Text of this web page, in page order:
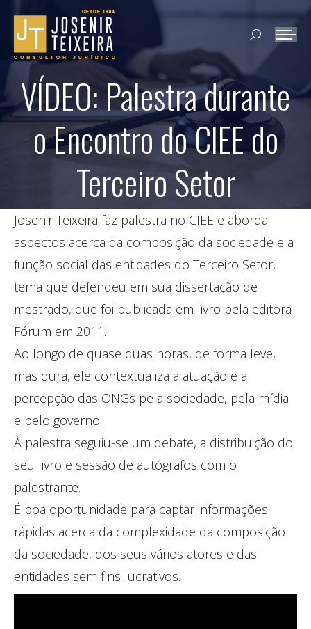
Search:
VÍDEO: Palestra durante
o Encontro do CIEE do
Terceiro Setor
Josenir Teixeira faz palestra no CIEE e aborda
aspectos acerca da composição da sociedade e a
função social das entidades do Terceiro Setor,
tema que defendeu em sua dissertação de
mestrado, que foi publicada em livro pela editora
Fórum em 2011.
Ao longo de quase duas horas, de forma leve,
mas dura, ele contextualiza a atuação e a
percepção das ONGs pela sociedade, pela mídia
e pelo governo.
À palestra seguiu-se um debate, a distribuição do
seu livro e sessão de autógrafos com o
palestrante.
É boa oportunidade para captar informações
rápidas acerca da complexidade da composição
da sociedade, dos seus vários atores e das
entidades sem fins lucrativos.